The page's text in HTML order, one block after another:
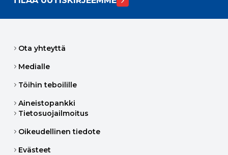
Ota yhteyttä
Medialle
Töihin teboilille
Aineistopankki
Tietosuojailmoitus
Oikeudellinen tiedote
Evästeet